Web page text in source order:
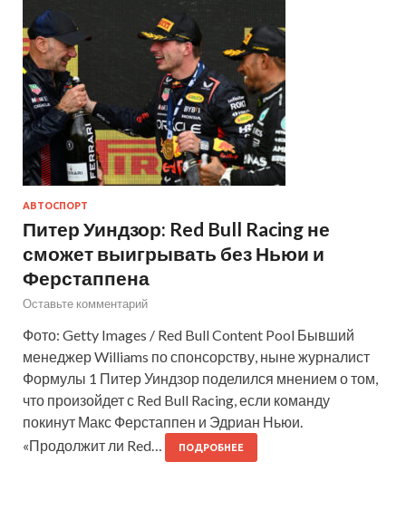
АВТОСПОРТ
Питер Уиндзор: Red Bull Racing не
сможет выигрывать без Ньюи и
Ферстаппена
Оставьте комментарий
Фото: Getty Images / Red Bull Content Pool Бывший
менеджер Williams по спонсорству, ныне журналист
Формулы 1 Питер Уиндзор поделился мнением о том,
что произойдет с Red Bull Racing, если команду
покинут Макс Ферстаппен и Эдриан Ньюи.
«Продолжит ли Red…
ПОДРОБНЕЕ